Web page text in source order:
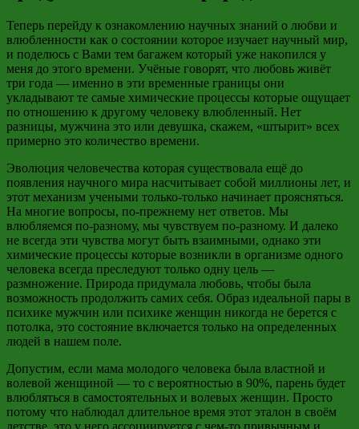
Теперь перейду к ознакомлению научных знаний о любви и
влюбленности как о состоянии которое изучает научный мир,
и поделюсь с Вами тем багажем который уже накопился у
меня до этого времени. Учёные говорят, что любовь живёт
три года — именно в эти временные границы они
укладывают те самые химические процессы которые ощущает
по отношению к другому человеку влюбленный. Нет
разницы, мужчина это или девушка, скажем, «штырит» всех
примерно это количество времени.
Эволюция человечества которая существовала ещё до
появления научного мира насчитывает собой миллионы лет, и
этот механизм учеными только-только начинает проясняться.
На многие вопросы, по-прежнему нет ответов. Мы
влюбляемся по-разному, мы чувствуем по-разному. И далеко
не всегда эти чувства могут быть взаимными, однако эти
химические процессы которые возникли в организме одного
человека всегда преследуют только одну цель —
размножение. Природа придумала любовь, чтобы была
возможность продолжить самих себя. Образ идеальной пары в
психике мужчин или психике женщин никогда не берется с
потолка, это состояние включается только на определенных
людей в нашем поле.
Допустим, если мама молодого человека была властной и
волевой женщиной — то с вероятностью в 90%, парень будет
влюбляться в самостоятельных и волевых женщин. Просто
потому что наблюдал длительное время этот эталон в своём
детстве, это у него ассоциируется с чем-то привычным и